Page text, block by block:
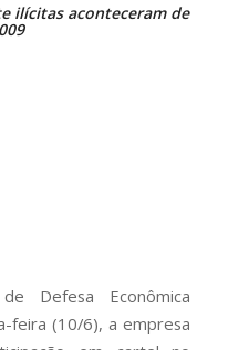
ilícitas aconteceram de
Defesa Econômica
feira (10/6), a empresa